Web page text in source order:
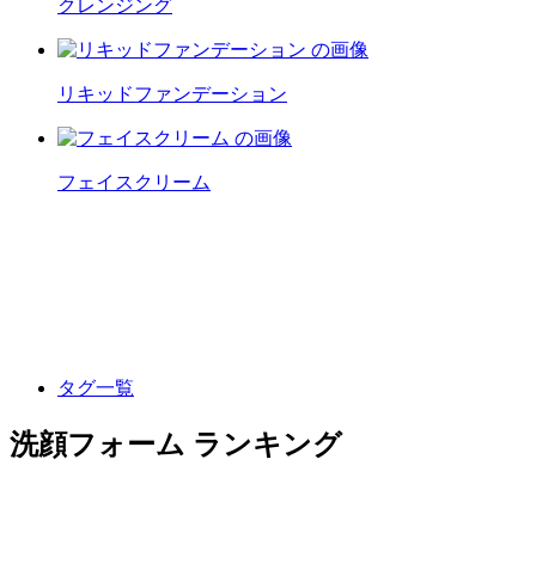
クレンジング
リキッドファンデーション
フェイスクリーム
タグ一覧
洗顔フォーム ランキング